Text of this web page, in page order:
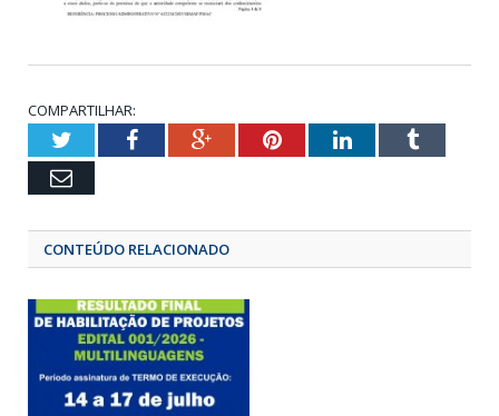
COMPARTILHAR:
TwitterFacebookGoogle+Pinterest
LinkedIn
Email
CONTEÚDO RELACIONADO